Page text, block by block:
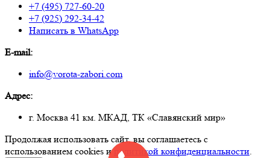
+7 (495) 727-60-20
+7 (925) 292-34-42
Написать в WhatsApp
E-mail:
info@vorota-zabori.com
Адрес:
г. Москва 41 км. МКАД, ТК «Славянский мир»
Продолжая использовать сайт, вы соглашаетесь с
использованием cookies и политикой конфиденциальности.